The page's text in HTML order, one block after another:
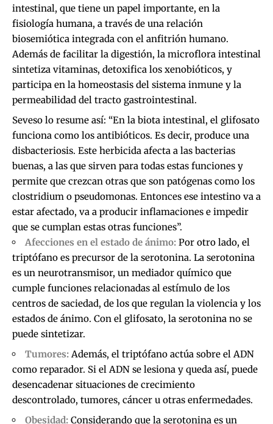
intestinal, que tiene un papel importante, en la
fisiología humana, a través de una relación
biosemiótica integrada con el anfitrión humano.
Además de facilitar la digestión, la microflora intestinal
sintetiza vitaminas, detoxifica los xenobióticos, y
participa en la homeostasis del sistema inmune y la
permeabilidad del tracto gastrointestinal.
Seveso lo resume así: “En la biota intestinal, el glifosato
funciona como los antibióticos. Es decir, produce una
disbacteriosis. Este herbicida afecta a las bacterias
buenas, a las que sirven para todas estas funciones y
permite que crezcan otras que son patógenas como los
clostridium o pseudomonas. Entonces ese intestino va a
estar afectado, va a producir inflamaciones e impedir
que se cumplan estas otras funciones”.
Afecciones en el estado de ánimo: Por otro lado, el
triptófano es precursor de la serotonina. La serotonina
es un neurotransmisor, un mediador químico que
cumple funciones relacionadas al estímulo de los
centros de saciedad, de los que regulan la violencia y los
estados de ánimo. Con el glifosato, la serotonina no se
puede sintetizar.
Tumores: Además, el triptófano actúa sobre el ADN
como reparador. Si el ADN se lesiona y queda así, puede
desencadenar situaciones de crecimiento
descontrolado, tumores, cáncer u otras enfermedades.
Obesidad: Considerando que la serotonina es un